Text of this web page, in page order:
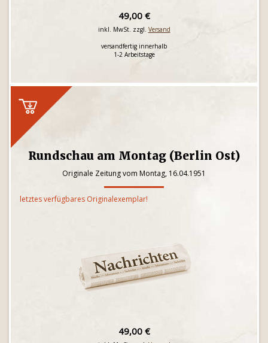
49,00 €
inkl. MwSt. zzgl. Versand
versandfertig innerhalb
1-2 Arbeitstage
Rundschau am Montag (Berlin Ost)
Originale Zeitung vom Montag, 16.04.1951
letztes verfügbares Originalexemplar!
49,00 €